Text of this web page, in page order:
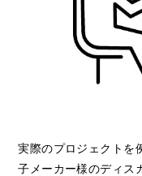
実際のプロジェクトを
子メーカー様のディス